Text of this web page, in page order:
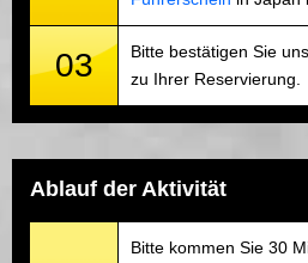
03
Bitte bestätigen Sie
zu Ihrer Reservierung.
Ablauf der Aktivität
Bitte kommen Sie 30